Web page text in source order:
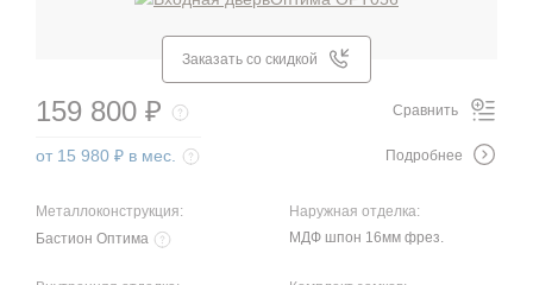
Заказать со скидкой
Металлоконструкция:
Бастион Оптима
Наружная отделка:
МДФ шпон 16мм фрез.
159 800 ₽
от 15 980 ₽ в мес.
Сравнить
Подробнее